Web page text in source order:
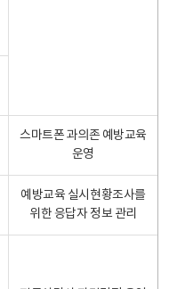
스마트폰 과의존 예방교육
운영
예방교육 실시현황조사를
위한 응답자 정보 관리